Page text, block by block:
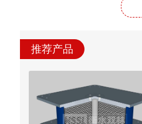
推荐产品